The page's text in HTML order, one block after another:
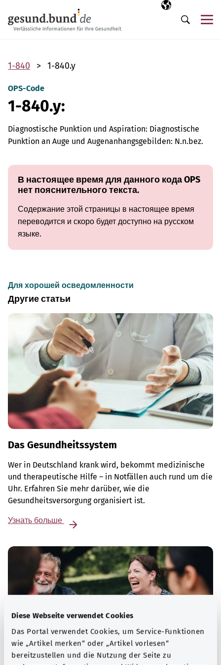
Diese Webseite verwendet Cookies
Das Portal verwendet Cookies, um Service-Funktionen
wie „Artikel merken“ oder „Artikel vorlesen“
bereitzustellen und die Nutzung der Seite zu
Выбранный
RU
Поиск
1-840 1-840.y
OPS-Code
1-840.y:
Diagnostische Punktion und Aspiration: Diagnostische
Punktion an Auge und Augenanhangsgebilden: N.n.bez.
В настоящее время для данного кода OPS
нет пояснительного текста.
Содержание этой страницы в настоящее время
переводится и скоро будет доступно на русском
языке.
Для хорошей осведомленности
Другие статьи
Das Gesundheitssystem
Wer in Deutschland krank wird, bekommt medizinische
und therapeutische Hilfe – in Notfällen auch rund um die
Uhr. Erfahren Sie mehr darüber, wie die
Gesundheitsversorgung organisiert ist.
Узнать больше